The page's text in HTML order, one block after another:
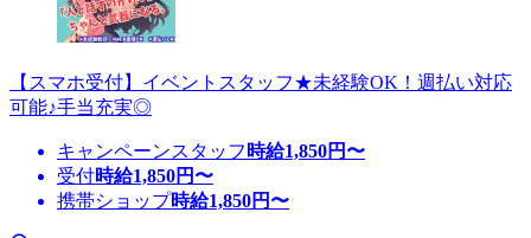
【スマホ受付】イベントスタッフ★未経験OK！週払い対応
可能♪手当充実◎
キャンペーンスタッフ 時給1,850円〜
受付時給1,850円〜
携帯ショップ時給1,850円〜